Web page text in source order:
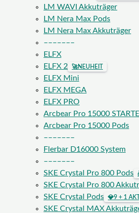
LM WAVI Akkuträger
LM Nera Max Pods
LM Nera Max Akkuträger
–––––––
ELFX
ELFX 2
🚀NEUHEIT
ELFX Mini
ELFX MEGA
ELFX PRO
Arcbear Pro 15000
Arcbear Pro 15000 Pods
–––––––
Flerbar D16000 System
–––––––
SKE Crystal Pro 800 Pods
SKE Crystal Pro 800
SKE Crystal Pods
💎9 + 1
SKE Crystal MAX